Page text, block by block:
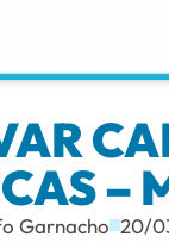
–
Garnacho 20/